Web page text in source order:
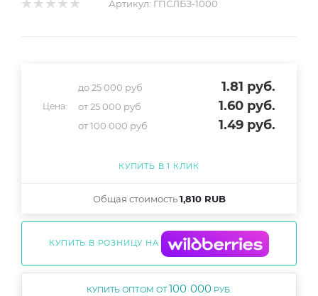
Артикул: ГПСЛБЗ-1000
Цена:
до 25 000 руб 1.81 руб.
от 25 000 руб 1.60 руб.
от 100 000 руб 1.49 руб.
КУПИТЬ В 1 КЛИК
Общая стоимость1,810 RUB
КУПИТЬ В РОЗНИЦУ НА
КУПИТЬ ОПТОМ ОТ100 000РУБ.